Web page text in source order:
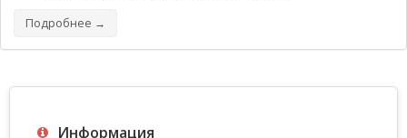
Подробнее →
Информация